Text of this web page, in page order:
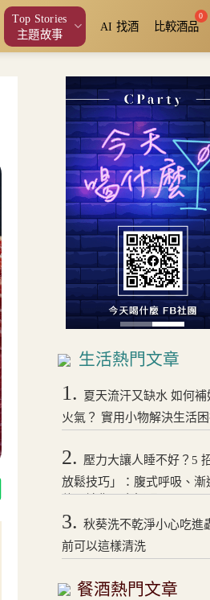
Top Stories
主題故事
AI 找酒 比較酒品
生活熱門文章
1.
夏天流汗又缺水 如何補
火氣？ 實用小物解決生活
2.
壓力大讓人睡不好？5
放鬆技巧」：腹式呼吸、漸
3. 秋葵洗不乾淨小心吃進
前可以這樣清洗
餐酒熱門文章